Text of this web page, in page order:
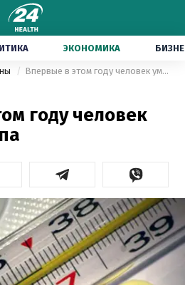
ЭКОНОМИКА
Впервые в этом году человек умер от гриппа
году человек